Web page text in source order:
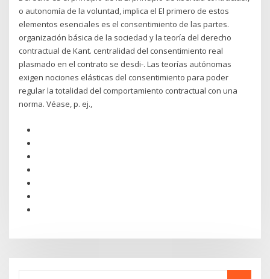
o autonomía de la voluntad, implica el El primero de estos
elementos esenciales es el consentimiento de las partes.
organización básica de la sociedad y la teoría del derecho
contractual de Kant. centralidad del consentimiento real
plasmado en el contrato se desdi-. Las teorías autónomas
exigen nociones elásticas del consentimiento para poder
regular la totalidad del comportamiento contractual con una
norma. Véase, p. ej.,